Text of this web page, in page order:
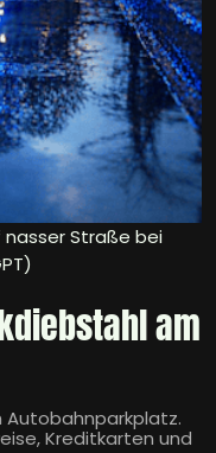
nasser Straße bei
am
Autobahnparkplatz.
Kreditkarten und